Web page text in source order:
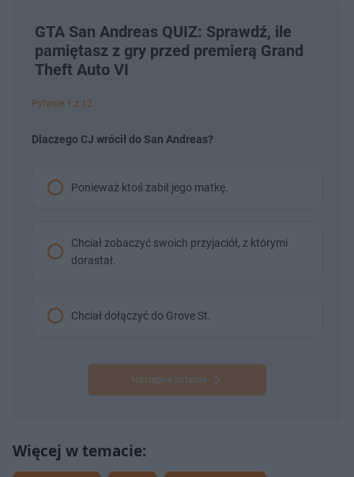
GTA San Andreas QUIZ: Sprawdź, ile
pamiętasz z gry przed premierą Grand
Theft Auto VI
Pytanie 1 z 12
Dlaczego CJ wrócił do San Andreas?
Ponieważ ktoś zabił jego matkę.
Chciał zobaczyć swoich przyjaciół, z którymi
dorastał.
Chciał dołączyć do Grove St.
Następne pytanie